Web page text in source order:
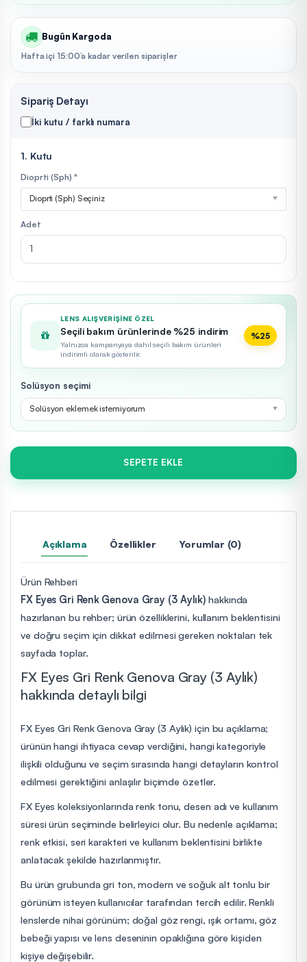
Bugün Kargoda
Hafta içi 15:00’a kadar verilen siparişler
Sipariş Detayı
İki kutu / farklı numara
1. Kutu
Dioprti (Sph) *
Dioprti (Sph) Seçiniz
Adet
LENS ALIŞVERIŞINE ÖZEL
Seçili bakım ürünlerinde %25 indirim
Yalnızca kampanyaya dahil seçili bakım ürünleri
indirimli olarak gösterilir.
%25
Solüsyon seçimi
Solüsyon eklemek istemiyorum
SEPETE EKLE
Açıklama Özellikler Yorumlar (0)
Ürün Rehberi
FX Eyes Gri Renk Genova Gray (3 Aylık) hakkında
hazırlanan bu rehber; ürün özelliklerini, kullanım beklentisini
ve doğru seçim için dikkat edilmesi gereken noktaları tek
sayfada toplar.
FX Eyes Gri Renk Genova Gray (3 Aylık)
hakkında detaylı bilgi
FX Eyes Gri Renk Genova Gray (3 Aylık) için bu açıklama;
ürünün hangi ihtiyaca cevap verdiğini, hangi kategoriyle
ilişkili olduğunu ve seçim sırasında hangi detayların kontrol
edilmesi gerektiğini anlaşılır biçimde özetler.
FX Eyes koleksiyonlarında renk tonu, desen adı ve kullanım
süresi ürün seçiminde belirleyici olur. Bu nedenle açıklama;
renk etkisi, seri karakteri ve kullanım beklentisini birlikte
anlatacak şekilde hazırlanmıştır.
Bu ürün grubunda gri ton, modern ve soğuk alt tonlu bir
görünüm isteyen kullanıcılar tarafından tercih edilir. Renkli
lenslerde nihai görünüm; doğal göz rengi, ışık ortamı, göz
bebeği yapısı ve lens deseninin opaklığına göre kişiden
kişiye değişebilir.